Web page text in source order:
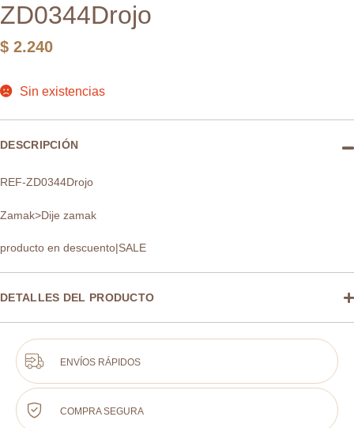
ZD0344Drojo
$ 2.240
Sin existencias
DESCRIPCIÓN
REF-ZD0344Drojo
Zamak>Dije zamak
producto en descuento|SALE
DETALLES DEL PRODUCTO
ENVÍOS RÁPIDOS
COMPRA SEGURA